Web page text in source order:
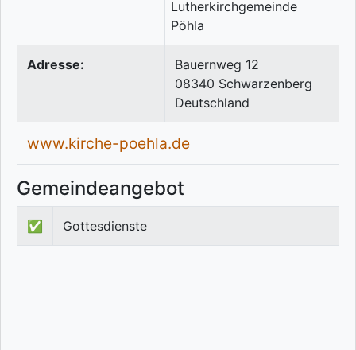
Adresse:
Bauernweg 12
08340 Schwarzenberg
Deutschland
www.kirche-poehla.de
Gemeindeangebot
✅ Gottesdienste